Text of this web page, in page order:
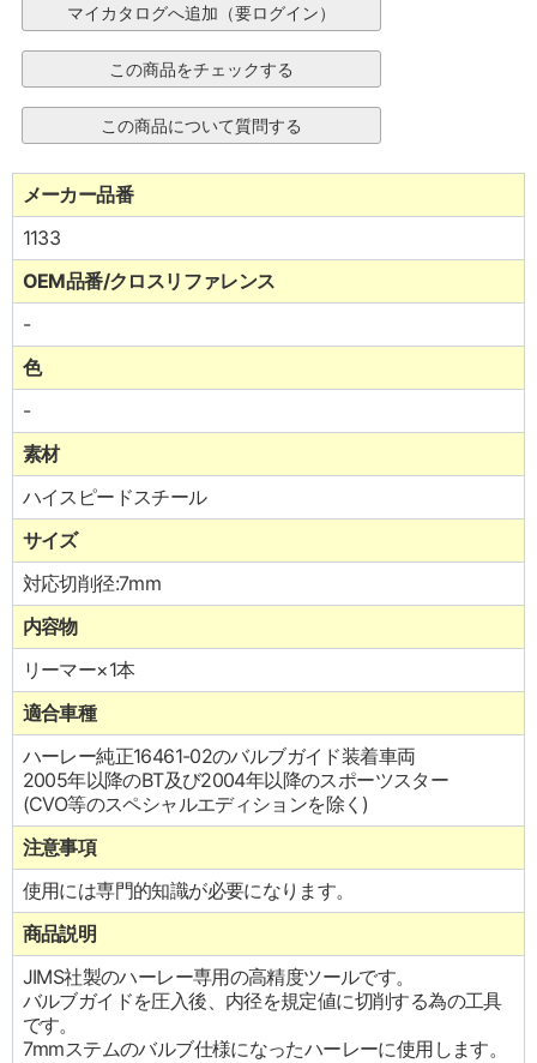
メーカー品番
1133
OEM品番/クロスリファレンス
-
色
-
素材
ハイスピードスチール
サイズ
対応切削径:7mm
内容物
リーマー×1本
適合車種
ハーレー純正16461-02のバルブガイド装着車両
2005年以降のBT及び2004年以降のスポーツスター
(CVO等のスペシャルエディションを除く)
注意事項
使用には専門的知識が必要になります。
商品説明
JIMS社製のハーレー専用の高精度ツールです。
バルブガイドを圧入後、内径を規定値に切削する為の工具
です。
7mmステムのバルブ仕様になったハーレーに使用します。